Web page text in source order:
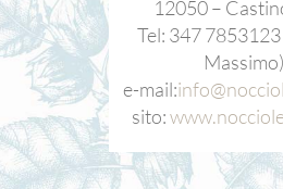
12050 –
Tel: 347
Massimo)
e-mail:
sito: